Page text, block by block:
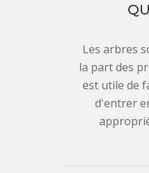
Les arbres
la part des
est utile de
d'entrer